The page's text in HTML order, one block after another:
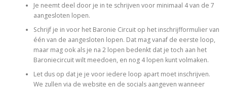
Je neemt deel door je in te schrijven voor minimaal 4 van de 7
aangesloten lopen.
Schrijf je in voor het Baronie Circuit op het inschrijfformulier van
één van de aangesloten lopen. Dat mag vanaf de eerste loop,
maar mag ook als je na 2 lopen bedenkt dat je toch aan het
Baroniecircuit wilt meedoen, en nog 4 lopen kunt volmaken.
Let dus op dat je je voor iedere loop apart moet inschrijven.
We zullen via de website en de socials aangeven wanneer